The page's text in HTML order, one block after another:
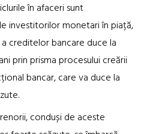
în afaceri sunt
investitorilor monetari în piață,
creditelor bancare duce la
prin prisma procesului creării
bancar, care va duce la
conduși de aceste